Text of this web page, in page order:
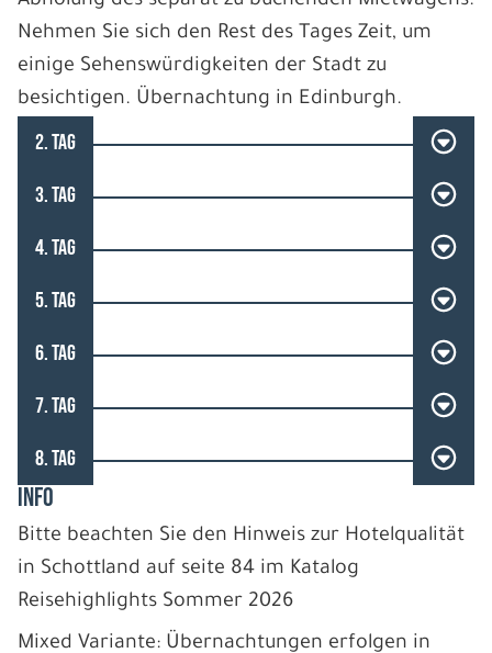
Nehmen Sie sich den Rest des Tages Zeit, um
einige Sehenswürdigkeiten der Stadt zu
besichtigen. Übernachtung in Edinburgh.
2. TAG
3. TAG
4. TAG
5. TAG
6. TAG
7. TAG
8. TAG
INFO
Bitte beachten Sie den Hinweis zur Hotelqualität
in Schottland auf seite 84 im Katalog
Reisehighlights Sommer 2026
Mixed Variante: Übernachtungen erfolgen in